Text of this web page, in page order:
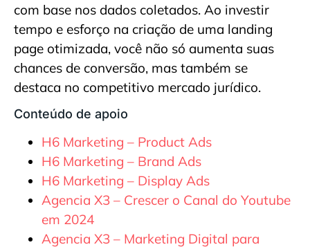
com base nos dados coletados. Ao investir
tempo e esforço na criação de uma landing
page otimizada, você não só aumenta suas
chances de conversão, mas também se
destaca no competitivo mercado jurídico.
Conteúdo de apoio
H6 Marketing – Product Ads
H6 Marketing – Brand Ads
H6 Marketing – Display Ads
Agencia X3 – Crescer o Canal do Youtube
em 2024
Agencia X3 – Marketing Digital para